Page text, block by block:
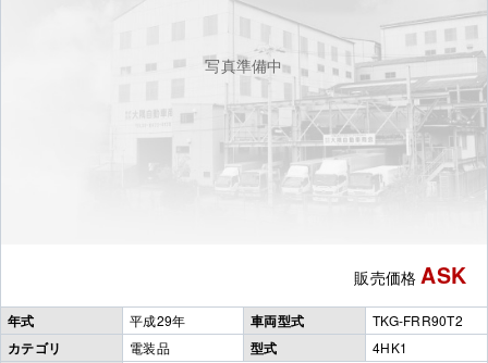
写真準備中
販売価格 ASK
年式 平成29年 車両型式 TKG-FRR90T2
カテゴリ 電装品 型式 4HK1